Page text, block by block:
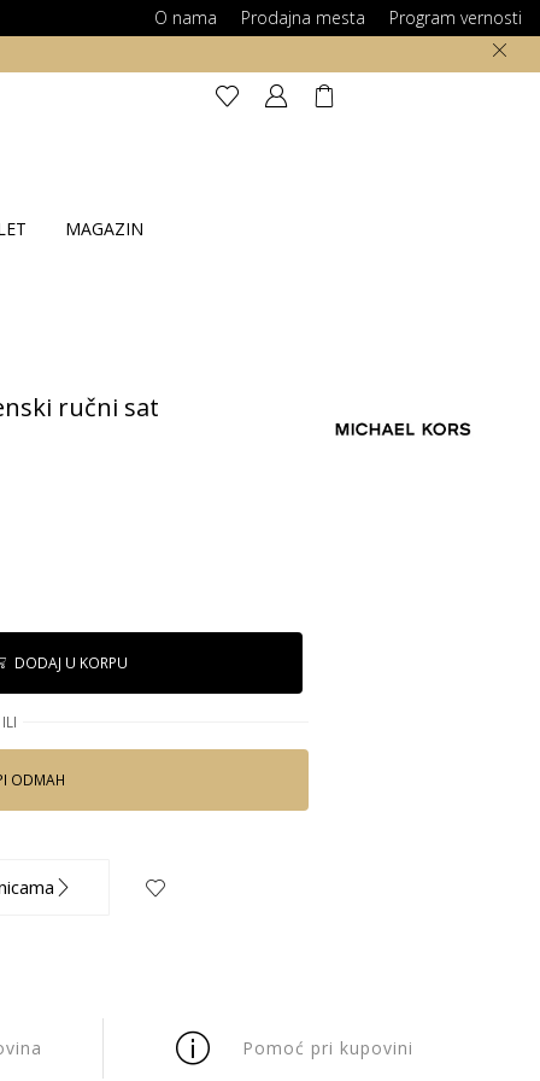
O nama Prodajna mesta Program vernosti
MAGAZIN
ručni sat
DODAJ U KORPU
ILI
ODMAH
Pomoć pri kupovini